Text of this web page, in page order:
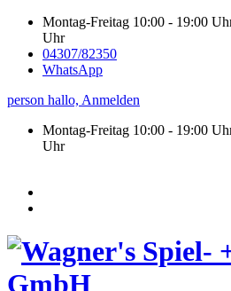
Montag-Freitag 10:00 - 19:00
Uhr
04307/82350
WhatsApp
person hallo, Anmelden
Montag-Freitag 10:00 - 19:00
Uhr